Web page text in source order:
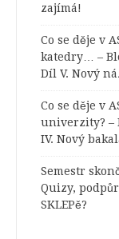
zajímá!
Co se děje v
katedry… –
Díl V. Nový
Co se děje v
univerzity? –
IV. Nový
Semestr
Quizy,
SKLEPě?